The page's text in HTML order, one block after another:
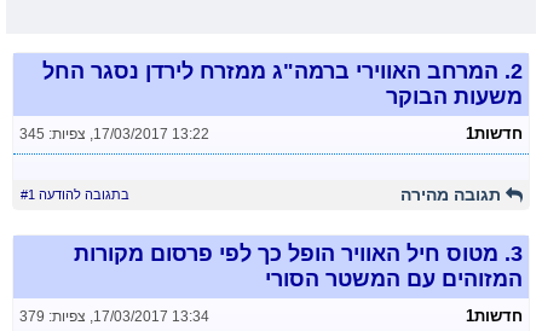
2. המרחב האווירי ברמה"ג ממזרח לירדן נסגר החל
משעות הבוקר
חדשות1 17/03/2017 13:22
, צפיות: 345
תגובה מהירה בתגובה להודעה #1
3. מטוס חיל האוויר הופל כך לפי פרסום מקורות
המזוהים עם המשטר הסורי
חדשות1 17/03/2017 13:34
, צפיות: 379